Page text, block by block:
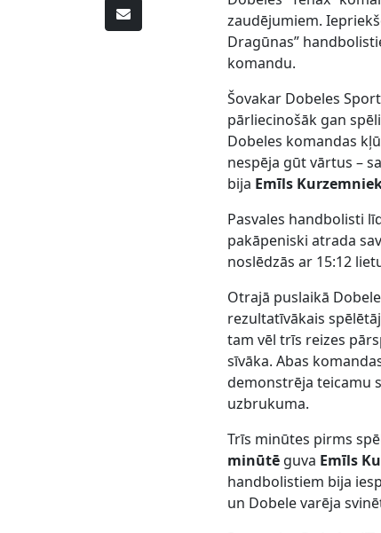
zaudējumiem.
Dragūnas”
komandu.
Šovakar Dobeles
pārliecinošāk gan
Dobeles komandas
nespēja gūt vārtus –
bija Emīls
Pasvales handbolisti
pakāpeniski atrada
noslēdzās ar 15:12
Otrajā puslaikā
rezultatīvākais
tam vēl trīs reizes
sīvāka. Abas
demonstrēja teicamu
uzbrukuma.
Trīs minūtes pirms
minūtē guva Emīls
handbolistiem bija
un Dobele varēja